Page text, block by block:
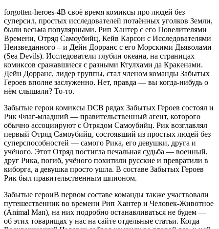
forgotten-heroes-4В своё время комиксы про людей без
суперсил, простых исследователей потаённых уголков Земли,
были весьма популярными. Рип Хантер с его Повелителями
Времени, Отряд Самоубийц, Кейв Карсон с Исследователями
Неизведанного – и Дейн Дорранс с его Морскими Дьяволами
(Sea Devils). Исследователи глубин океана, на страницах
комиксов сражавшиеся с разными Ктулхами да Кракенами.
Дейн Дорранс, лидер группы, стал членом команды Забытых
Героев вполне заслуженно. Нет, правда — вы когда-нибудь о
нём слышали? То-то.
Забытые герои комиксы DCВ рядах Забытых Героев состоял и
Рик Флаг-младший — правительственный агент, которого
обычно ассоциируют с Отрядом Самоубийц. Рик возглавлял
первый Отряд Самоубийц, состоявший из простых людей без
суперспособностей — самого Рика, его девушки, друга и
учёного. Этот Отряд постигла печальная судьба — военный,
друг Рика, погиб, учёного похитили русские и превратили в
киборга, а девушка просто ушла. В составе Забытых Героев
Рик был правительственным шпионом.
Забытые героиВ первом составе команды также участвовали
путешественник во времени Рип Хантер и Человек-Животное
(Animal Man), на них подробно останавливаться не будем —
об этих товарищах у нас на сайте отдельные статьи. Когда